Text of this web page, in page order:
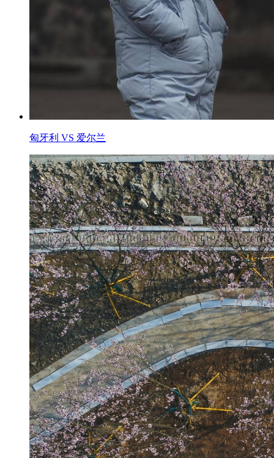
匈牙利 VS 爱尔兰